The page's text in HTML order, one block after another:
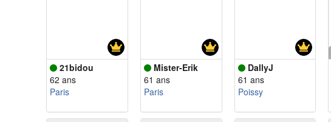
21bidou
62 ans
Paris
Mister-Erik
61 ans
Paris
DallyJ
61 ans
Poissy